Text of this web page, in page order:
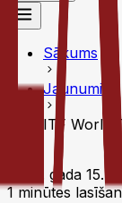
Sākums
Jaunumi
ITF World
2024. gada 15.
1 minūtes